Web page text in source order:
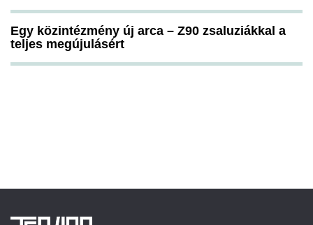
Egy közintézmény új arca – Z90 zsaluziákkal a
teljes megújulásért